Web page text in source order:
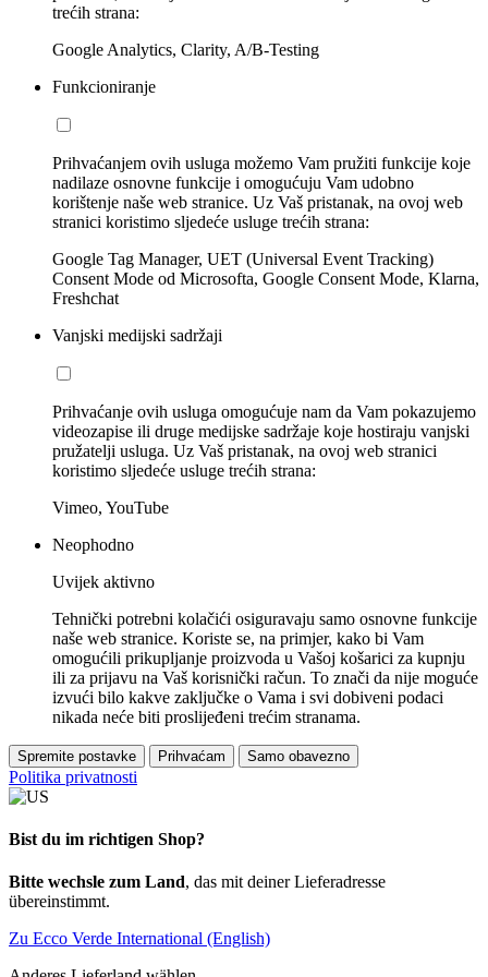
trećih strana:
Google Analytics, Clarity, A/B-Testing
Funkcioniranje
Prihvaćanjem ovih usluga možemo Vam pružiti funkcije koje
nadilaze osnovne funkcije i omogućuju Vam udobno
korištenje naše web stranice. Uz Vaš pristanak, na ovoj web
stranici koristimo sljedeće usluge trećih strana:
Google Tag Manager, UET (Universal Event Tracking)
Consent Mode od Microsofta, Google Consent Mode, Klarna,
Freshchat
Vanjski medijski sadržaji
Prihvaćanje ovih usluga omogućuje nam da Vam pokazujemo
videozapise ili druge medijske sadržaje koje hostiraju vanjski
pružatelji usluga. Uz Vaš pristanak, na ovoj web stranici
koristimo sljedeće usluge trećih strana:
Vimeo, YouTube
Neophodno
Uvijek aktivno
Tehnički potrebni kolačići osiguravaju samo osnovne funkcije
naše web stranice. Koriste se, na primjer, kako bi Vam
omogućili prikupljanje proizvoda u Vašoj košarici za kupnju
ili za prijavu na Vaš korisnički račun. To znači da nije moguće
izvući bilo kakve zaključke o Vama i svi dobiveni podaci
nikada neće biti proslijeđeni trećim stranama.
Spremite postavke Prihvaćam Samo obavezno
Politika privatnosti
Bist du im richtigen Shop?
Bitte wechsle zum Land, das mit deiner Lieferadresse
übereinstimmt.
Zu Ecco Verde International (English)